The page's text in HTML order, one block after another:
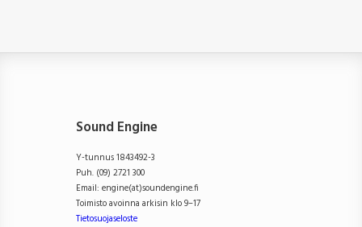
Sound Engine
Y-tunnus 1843492-3
Puh. (09) 2721 300
Email: engine(at)soundengine.fi
Toimisto avoinna arkisin klo 9–17
Tietosuojaseloste